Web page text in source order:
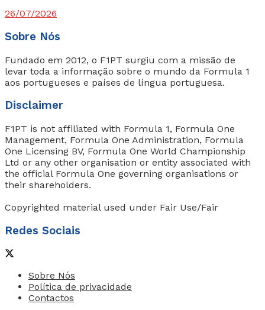
26/07/2026
Sobre Nós
Fundado em 2012, o F1PT surgiu com a missão de
levar toda a informação sobre o mundo da Formula 1
aos portugueses e países de língua portuguesa.
Disclaimer
F1PT is not affiliated with Formula 1, Formula One
Management, Formula One Administration, Formula
One Licensing BV, Formula One World Championship
Ltd or any other organisation or entity associated with
the official Formula One governing organisations or
their shareholders.
Copyrighted material used under Fair Use/Fair
Redes Sociais
Sobre Nós
Política de privacidade
Contactos